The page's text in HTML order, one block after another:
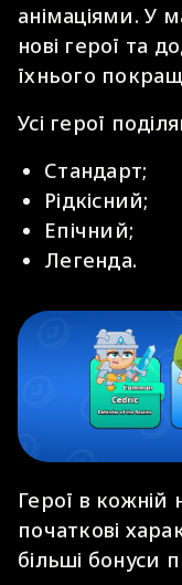
анімаціями. У
нові герої та
їхнього
Усі герої
Стандарт;
Рідкісний;
Епічний;
Легенда.
Герої в кожній
початкові
більші бонуси